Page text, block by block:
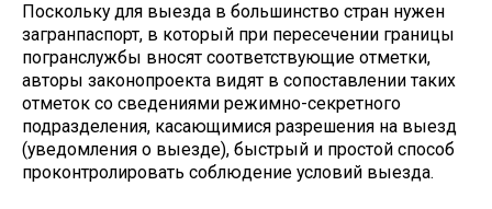
Поскольку для выезда в большинство стран нужен
загранпаспорт, в который при пересечении границы
погранслужбы вносят соответствующие отметки,
авторы законопроекта видят в сопоставлении таких
отметок со сведениями режимно-секретного
подразделения, касающимися разрешения на выезд
(уведомления о выезде), быстрый и простой способ
проконтролировать соблюдение условий выезда.